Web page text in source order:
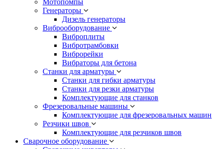
Генераторы
Дизель генераторы
Виброоборудование
Виброплиты
Вибротрамбовки
Виброрейки
Вибраторы для бетона
Станки для арматуры
Станки для гибки арматуры
Станки для резки арматуры
Комплектующие для станков
Фрезеровальные машины
Комплектующие для фрезеровальных машин
Резчики швов
Комплектующие для резчиков швов
Сварочное оборудование